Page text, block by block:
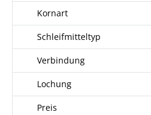
Kornart
Schleifmitteltyp
Verbindung
Lochung
Preis